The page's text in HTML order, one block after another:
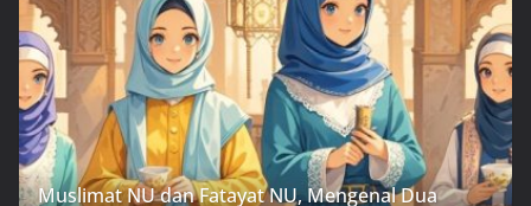
Muslimat NU dan Fatayat NU, Mengenal Dua